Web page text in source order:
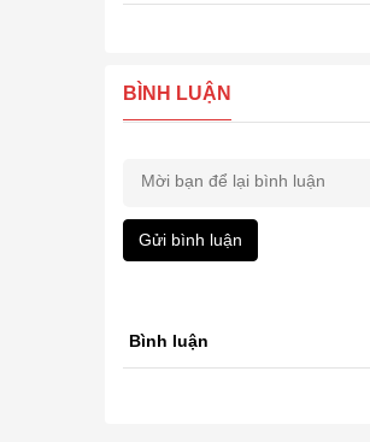
BÌNH LUẬN
Gửi bình luận
Bình luận